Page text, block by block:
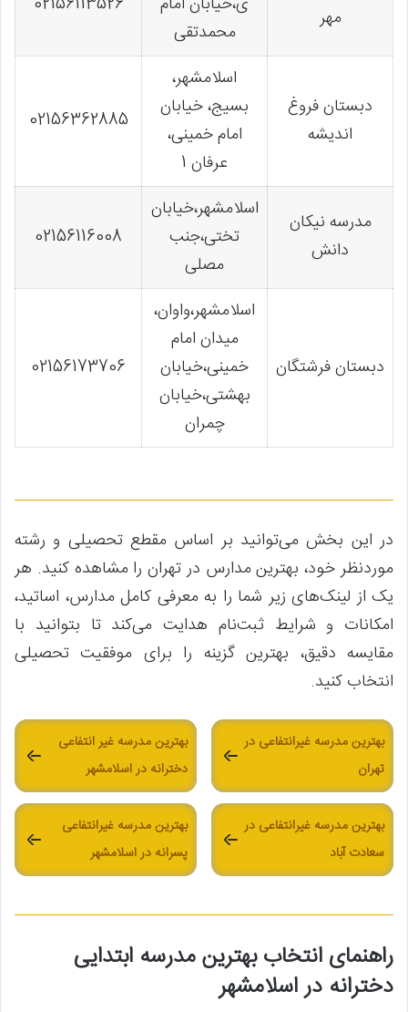
مهر
محمدتقی
دبستان فروغ
اندیشه
اسلامشهر،
بسیج، خیابان
امام خمینی،
عرفان 1
02156362885
مدرسه نیکان
دانش
اسلامشهر،خیابان
تختی،جنب
مصلی
02156116008
دبستان فرشتگان
اسلامشهر،واوان،
میدان امام
خمینی،خیابان
بهشتی،خیابان
چمران
02156173706
در این بخش می‌توانید بر اساس مقطع تحصیلی و رشته
موردنظر خود، بهترین مدارس در تهران را مشاهده کنید. هر
یک از لینک‌های زیر شما را به معرفی کامل مدارس، اساتید،
امکانات و شرایط ثبت‌نام هدایت می‌کند تا بتوانید با
مقایسه دقیق، بهترین گزینه را برای موفقیت تحصیلی
انتخاب کنید.
بهترین مدرسه غیرانتفاعی در
تهران
بهترین مدرسه غیر انتفاعی
دخترانه در اسلامشهر
بهترین مدرسه غیرانتفاعی در
سعادت آباد
بهترین مدرسه غیرانتفاعی
پسرانه در اسلامشهر
راهنمای انتخاب بهترین مدرسه ابتدایی
دخترانه در اسلامشهر